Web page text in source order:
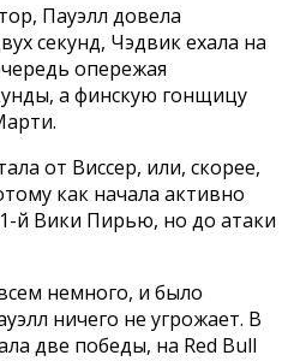
Пауэлл довела
секунд, Чэдвик ехала на
опережая
а финскую гонщицу
от Виссер, или, скорее,
как начала активно
й Вики Пирью, но до атаки
немного, и было
ничего не угрожает. В
две победы, на Red Bull